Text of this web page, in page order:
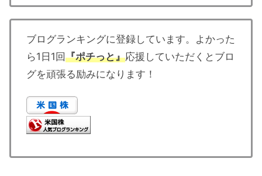
ブログランキングに登録しています。よかった
ら1日1回『ポチっと』応援していただくとブロ
グを頑張る励みになります！